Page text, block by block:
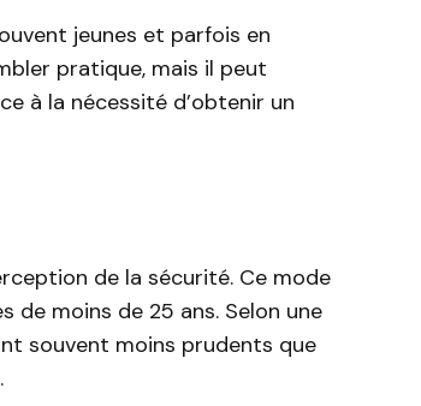
jeunes et parfois en
pratique, mais il peut
à la nécessité d’obtenir un
de la sécurité. Ce mode
moins de 25 ans. Selon une
souvent moins prudents que